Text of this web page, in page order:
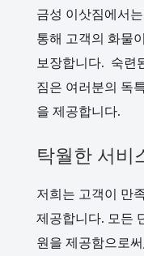
금성 이삿짐에서
통해 고객의 화물
보장합니다. 숙련
짐은 여러분의 독
을 제공합니다.
탁월한 서비
저희는 고객이 만
제공합니다. 모든
원을 제공함으로